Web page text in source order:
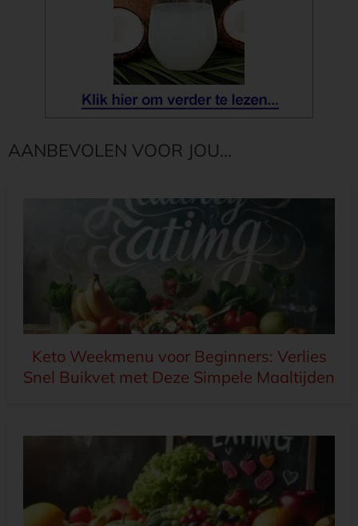
AANBEVOLEN VOOR JOU...
Keto Weekmenu voor Beginners: Verlies
Snel Buikvet met Deze Simpele Maaltijden